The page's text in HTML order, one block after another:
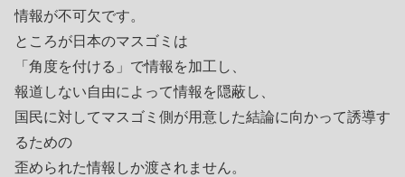
情報が不可欠です。
ところが日本のマスゴミは
「角度を付ける」で情報を加工し、
報道しない自由によって情報を隠蔽し、
国民に対してマスゴミ側が用意した結論に向かって誘導す
るための
歪められた情報しか渡されません。